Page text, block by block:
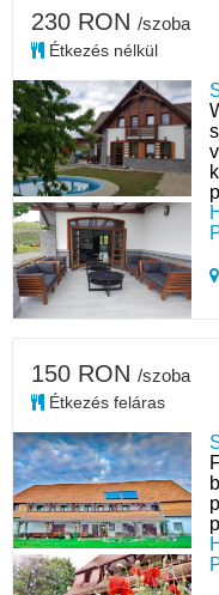
230 RON /szoba
Étkezés nélkül
150 RON /szoba
Étkezés feláras